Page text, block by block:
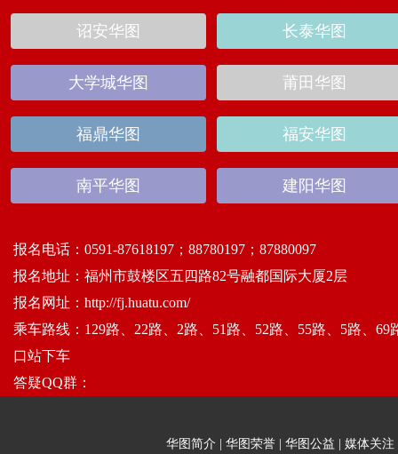
诏安华图 长泰华图
大学城华图 莆田华图
福鼎华图 福安华图
南平华图 建阳华图
报名电话： 0591-87618197；88780197；87880097
报名地址： 福州市鼓楼区五四路82号融都国际大厦2层
报名网址： http://fj.huatu.com/
乘车路线： 129路、22路、2路、51路、52路、55路、5路、
口站下车
答疑QQ群：
华图简介 华图荣誉 华图公益 媒体关注